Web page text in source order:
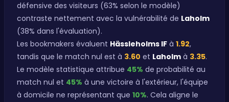
défensive des visiteurs (63% selon le modèle)
contraste nettement avec la vulnérabilité de Laholm
(38% dans l'évaluation).
Les bookmakers évaluent Hässleholms IF à 1.92,
tandis que le match nul est à 3.60 et Laholm à 3.35.
Le modèle statistique attribue 45% de probabilité au
match nul et 45% à une victoire à l'extérieur, l'équipe
à domicile ne représentant que 10%. Cela aligne le